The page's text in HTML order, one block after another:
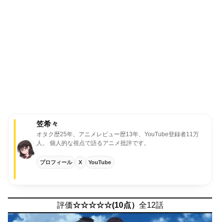
笠希々
オタク歴25年、アニメレビュー歴13年、YouTube登録者11万
人。
個人的な視点で語るアニメ批評です。
プロフィール X YouTube
評価☆☆☆☆☆(10点） 全12話